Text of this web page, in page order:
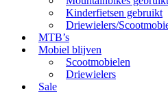
Kinderfietsen gebruikt
Driewielers/
MTB’s
Mobiel blijven
Scootmobielen
Driewielers
Sale